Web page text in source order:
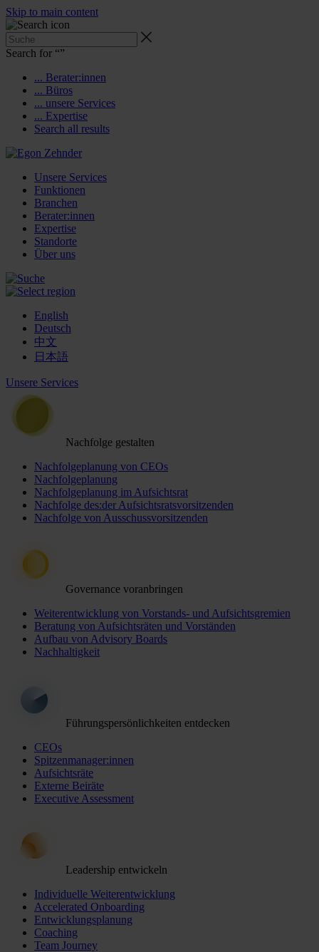
Skip to main content
Search for “”
... Berater:innen
... Büros
... unsere Services
... Expertise
Search all results
Unsere Services
Funktionen
Branchen
Berater:innen
Expertise
Standorte
Über uns
English
Deutsch
中文
日本語
Unsere Services
Nachfolge gestalten
Nachfolgeplanung von CEOs
Nachfolgeplanung
Nachfolgeplanung im Aufsichtsrat
Nachfolge des:der Aufsichtsratsvorsitzenden
Nachfolge von Ausschussvorsitzenden
Governance voranbringen
Weiterentwicklung von Vorstands- und Aufsichtsgremien
Beratung von Aufsichtsräten und Vorständen
Aufbau von Advisory Boards
Nachhaltigkeit
Führungspersönlichkeiten entdecken
CEOs
Spitzenmanager:innen
Aufsichtsräte
Externe Beiräte
Executive Assessment
Leadership entwickeln
Individuelle Weiterentwicklung
Accelerated Onboarding
Entwicklungsplanung
Coaching
Team Journey